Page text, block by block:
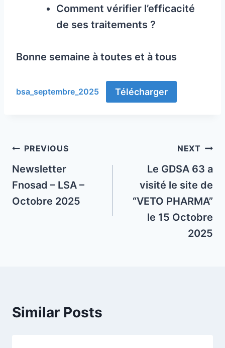
Comment vérifier l’efficacité
de ses traitements ?
Bonne semaine à toutes et à tous
bsa_septembre_2025 Télécharger
Post
navigation
PREVIOUS
Newsletter
Fnosad – LSA –
Octobre 2025
NEXT
Le GDSA 63 a
visité le site de
“VETO PHARMA”
le 15 Octobre
2025
Similar Posts